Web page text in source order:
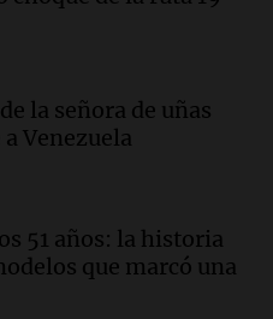
nevada en
más de mil
en el peronismo
de senadora
la señora de uñas
Venezuela
51 años: la historia
que marcó una